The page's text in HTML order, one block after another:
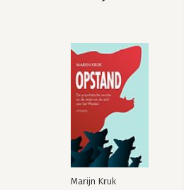
Wat is geluk?
Marijn Kruk